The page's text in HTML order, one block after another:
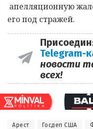
апелляционную
его под стражей.
Telegram-
новости
всех!
Арест Госдеп США